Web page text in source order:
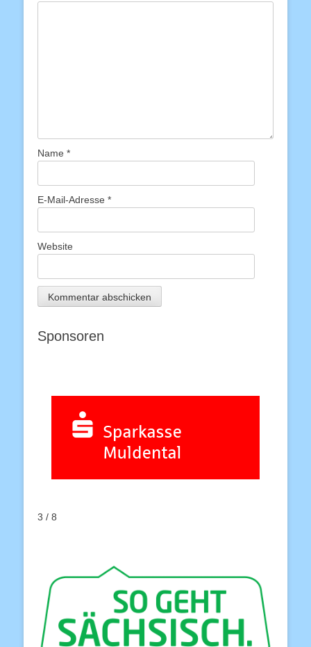
Name *
E-Mail-Adresse *
Website
Sponsoren
3 / 8